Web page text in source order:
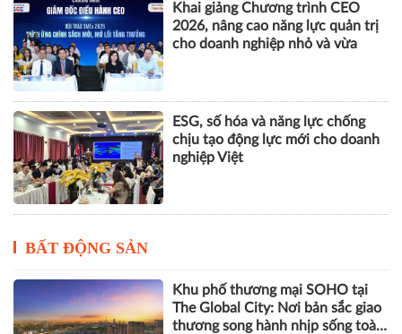
Khai giảng Chương trình CEO
2026, nâng cao năng lực quản trị
cho doanh nghiệp nhỏ và vừa
ESG, số hóa và năng lực chống
chịu tạo động lực mới cho doanh
nghiệp Việt
BẤT ĐỘNG SẢN
Khu phố thương mại SOHO tại
The Global City: Nơi bản sắc giao
thương song hành nhịp sống toàn